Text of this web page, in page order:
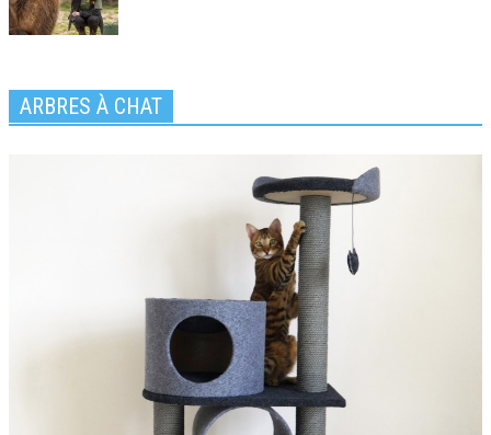
ARBRES À CHAT